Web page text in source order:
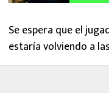
Se espera que el
estaría volviendo a